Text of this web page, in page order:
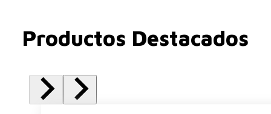
Productos Destacados